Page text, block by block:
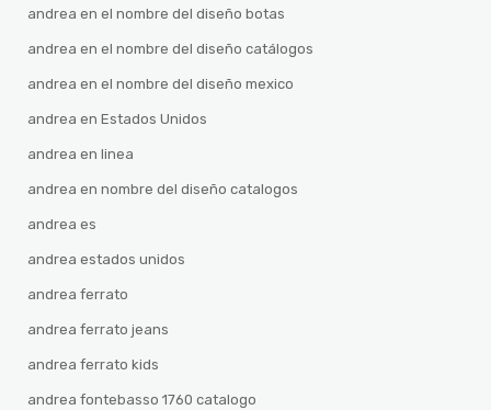
andrea en el nombre del diseño botas
andrea en el nombre del diseño catálogos
andrea en el nombre del diseño mexico
andrea en Estados Unidos
andrea en linea
andrea en nombre del diseño catalogos
andrea es
andrea estados unidos
andrea ferrato
andrea ferrato jeans
andrea ferrato kids
andrea fontebasso 1760 catalogo